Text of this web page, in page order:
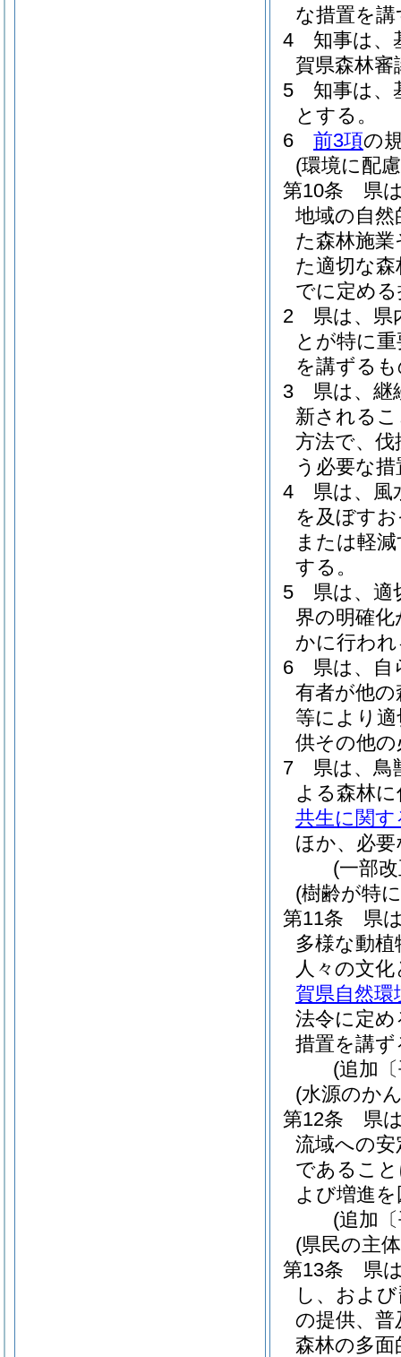
な措置を
4
知事は、
賀県森林
5
知事は、
とする。
6
前3項の
(環境に配
第10条
県
地域の自
た森林施
た適切な
でに定め
2
県は、県
とが特に
を講ずる
3
県は、継
新される
方法で、
う必要な
4
県は、風
を及ぼす
または軽
する。
5
県は、適
界の明確
かに行わ
6
県は、自
有者が他
等により
供その他
7
県は、鳥
よる森林
共生に関す
ほか、必
(一部
(樹齢が特
第11条
県
多様な動
人々の文
賀県自然環
法令に定
措置を講
(追加
(水源のか
第12条
県
流域への
であるこ
よび増進
(追加
(県民の主
第13条
県
し、およ
の提供、
森林の多